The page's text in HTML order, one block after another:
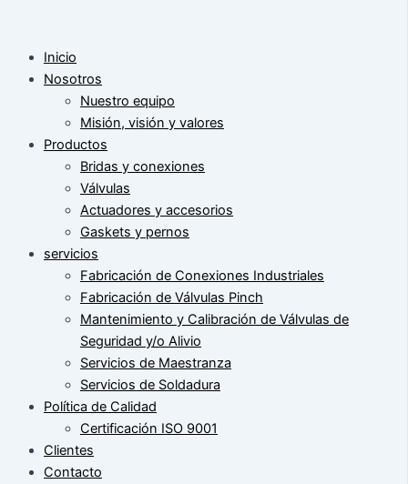
Inicio
Nosotros
Nuestro equipo
Misión, visión y valores
Productos
Bridas y conexiones
Válvulas
Actuadores y accesorios
Gaskets y pernos
servicios
Fabricación de Conexiones Industriales
Fabricación de Válvulas Pinch
Mantenimiento y Calibración de Válvulas de
Seguridad y/o Alivio
Servicios de Maestranza
Servicios de Soldadura
Política de Calidad
Certificación ISO 9001
Clientes
Contacto